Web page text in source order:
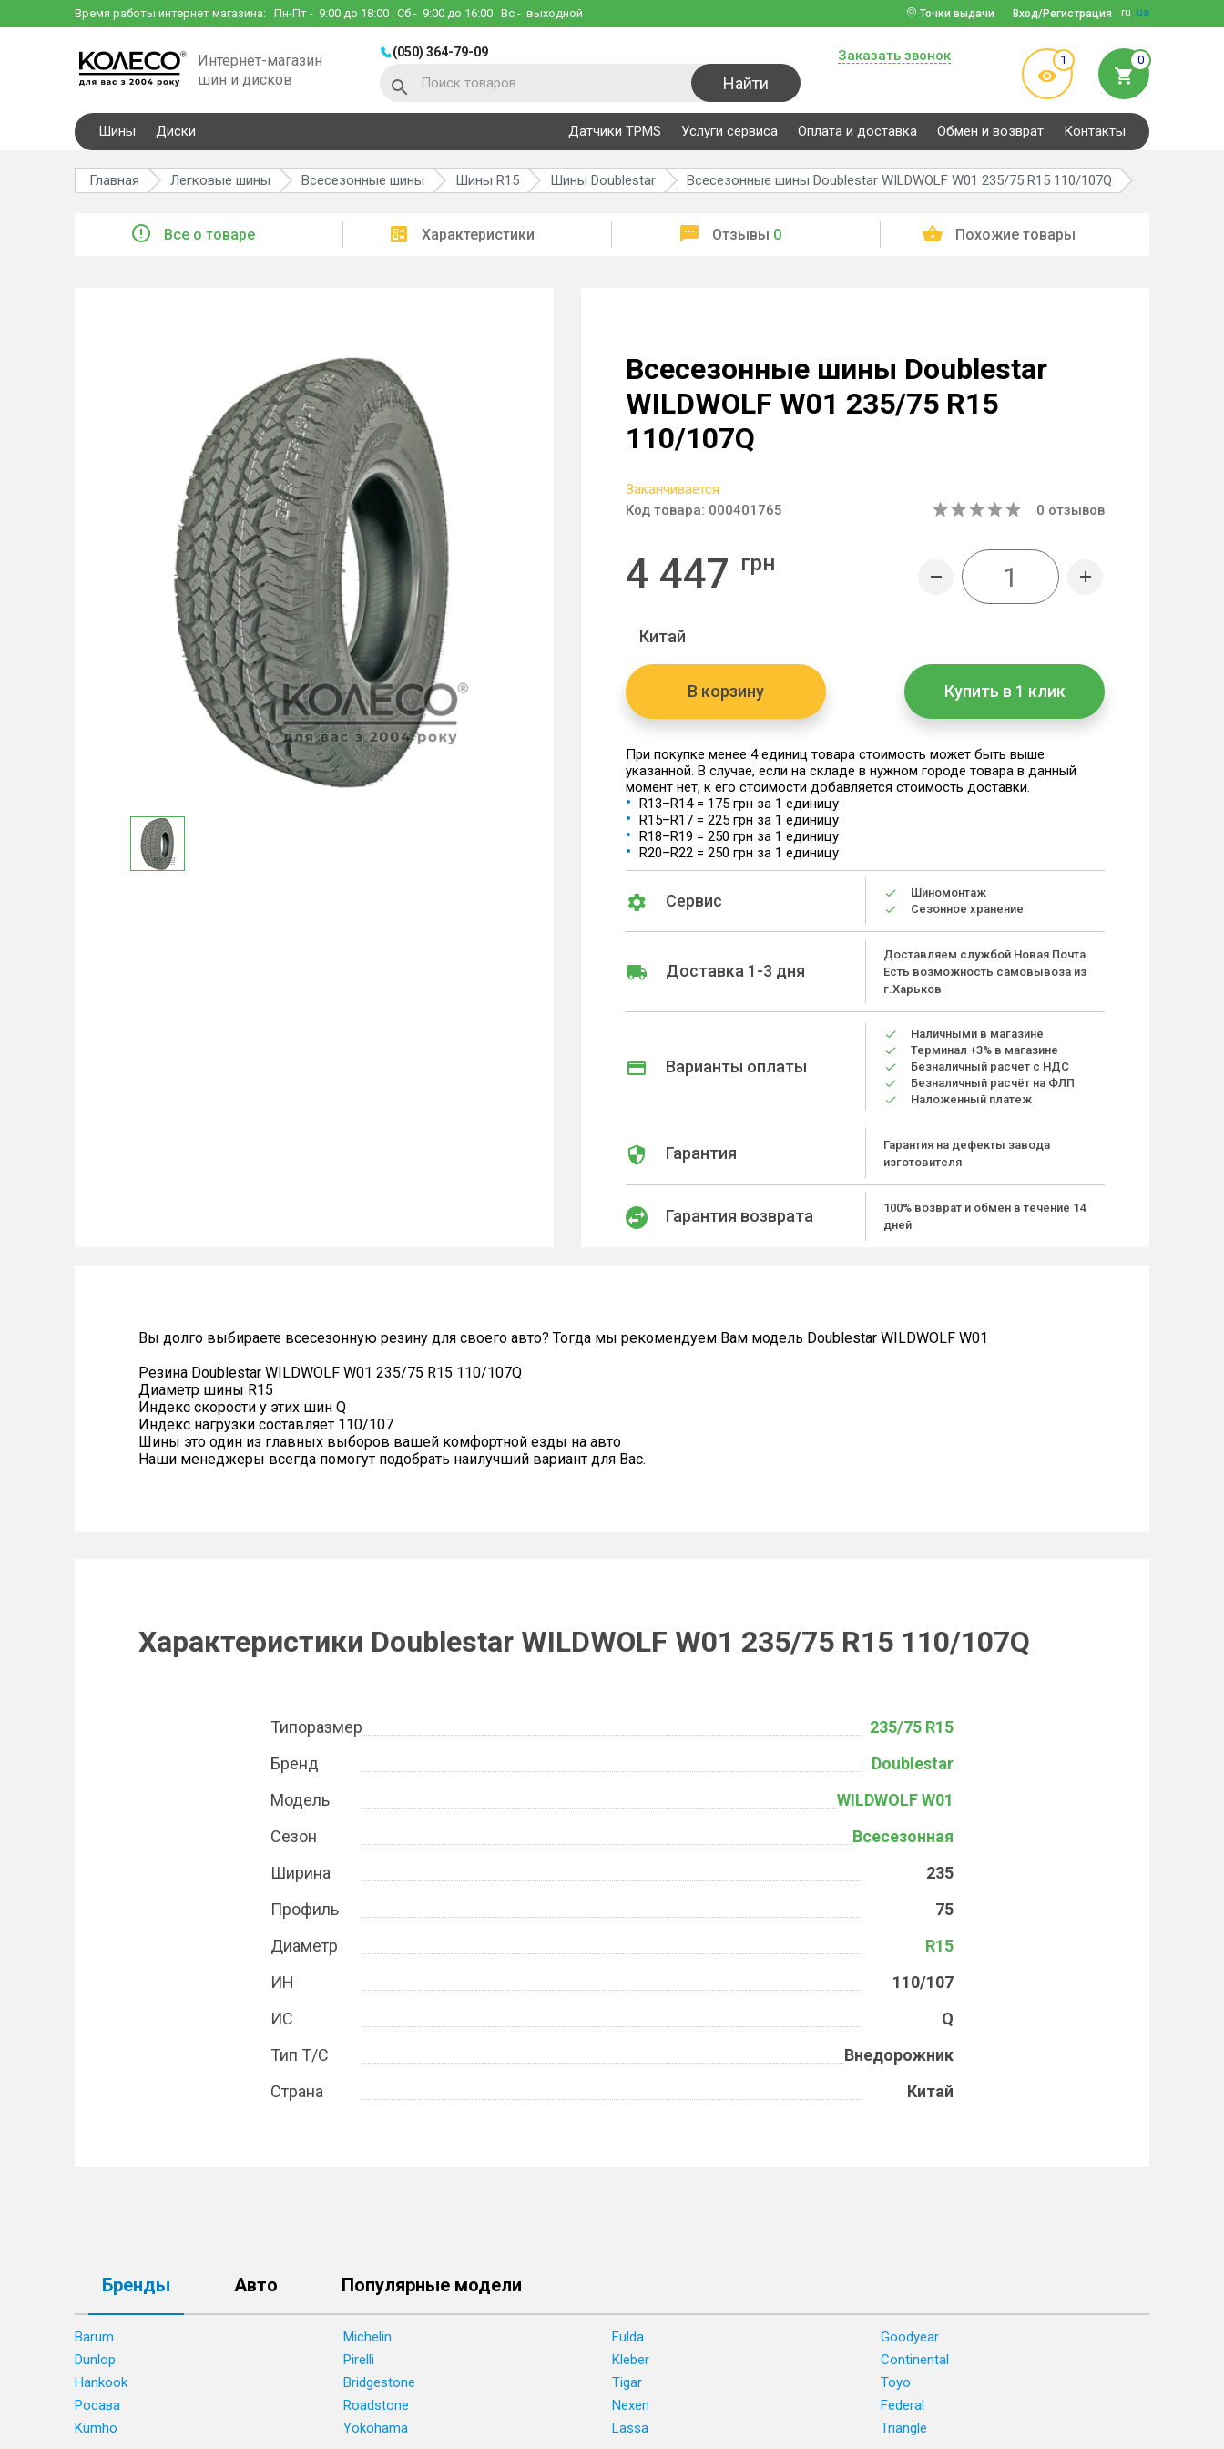
Время работы интернет магазина: Пн-Пт - 9:00 до 18:00 Сб - 9:00 до 16:00 Вс - выходной ru ua
Вход/Регистрация
Точки выдачи
Интернет-магазин
шин и дисков
(050) 364-79-09
Найти
Заказать звонок 1 0
Шины Диски Датчики TPMS Услуги сервиса Оплата и доставка Обмен и возврат Контакты
Главная Легковые шины Всесезонные шины Шины R15 Шины Doublestar Всесезонные шины Doublestar WILDWOLF W01 235/75 R15 110/107Q
Все о товаре Характеристики Отзывы 0 Похожие товары
Всесезонные шины Doublestar
WILDWOLF W01 235/75 R15
110/107Q
Заканчивается
Код товара: 000401765 0 отзывов
4 447 грн
Китай
В корзину Купить в 1 клик
При покупке менее 4 единиц товара стоимость может быть выше
указанной. В случае, если на складе в нужном городе товара в данный
момент нет, к его стоимости добавляется стоимость доставки.
R13–R14 = 175 грн за 1 единицу
R15–R17 = 225 грн за 1 единицу
R18–R19 = 250 грн за 1 единицу
R20–R22 = 250 грн за 1 единицу
Сервис
Шиномонтаж
Сезонное хранение
Доставка 1-3 дня
Доставляем службой Новая Почта
Есть возможность самовывоза из
г.Харьков
Варианты оплаты
Наличными в магазине
Терминал +3% в магазине
Безналичный расчет с НДС
Безналичный расчёт на ФЛП
Наложенный платеж
Гарантия
Гарантия на дефекты завода
изготовителя
Гарантия возврата
100% возврат и обмен в течение 14
дней
Вы долго выбираете всесезонную резину для своего авто? Тогда мы рекомендуем Вам модель Doublestar WILDWOLF W01
Резина Doublestar WILDWOLF W01 235/75 R15 110/107Q
Диаметр шины R15
Индекс скорости у этих шин Q
Индекс нагрузки составляет 110/107
Шины это один из главных выборов вашей комфортной езды на авто
Наши менеджеры всегда помогут подобрать наилучший вариант для Вас.
Характеристики Doublestar WILDWOLF W01 235/75 R15 110/107Q
Типоразмер
235/75 R15
Бренд
Doublestar
Модель
WILDWOLF W01
Сезон
Всесезонная
Ширина
235
Профиль
75
Диаметр
R15
ИН
110/107
ИС
Q
Тип Т/С
Внедорожник
Страна
Китай
Бренды Авто Популярные модели
Barum Michelin Fulda
Goodyear
Dunlop
Pirelli Kleber
Continental
Hankook
Bridgestone Tigar
Toyo
Росава
Roadstone Nexen
Federal
Kumho
Yokohama Lassa Triangle